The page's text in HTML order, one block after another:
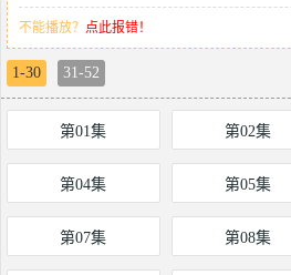
不能播放？ 点此报错！
1-30 31-52
第01集 第02集
第04集 第05集
第07集 第08集